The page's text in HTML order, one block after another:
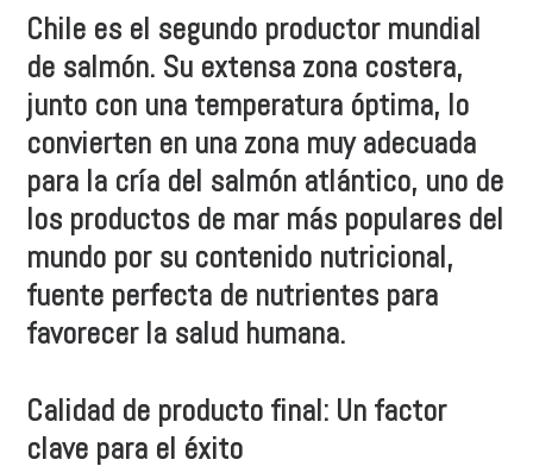
de salmón. Su extensa zona costera,
junto con una temperatura óptima, lo
convierten en una zona muy adecuada
para la cría del salmón atlántico, uno de
los productos de mar más populares del
mundo por su contenido nutricional,
fuente perfecta de nutrientes para
favorecer la salud humana.
clave para el éxito